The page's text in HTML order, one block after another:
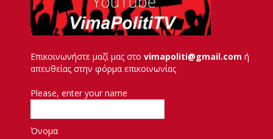
Επικοινωνήστε μαζί μας στο vimapoliti@gmail.com ή
απευθείας στην φόρμα επικοινωνίας
Please, enter your name
Όνομα